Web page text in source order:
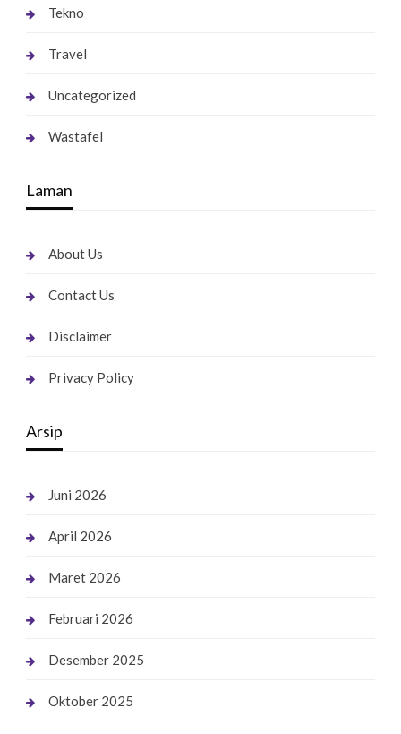
Tekno
Travel
Uncategorized
Wastafel
Laman
About Us
Contact Us
Disclaimer
Privacy Policy
Arsip
Juni 2026
April 2026
Maret 2026
Februari 2026
Desember 2025
Oktober 2025